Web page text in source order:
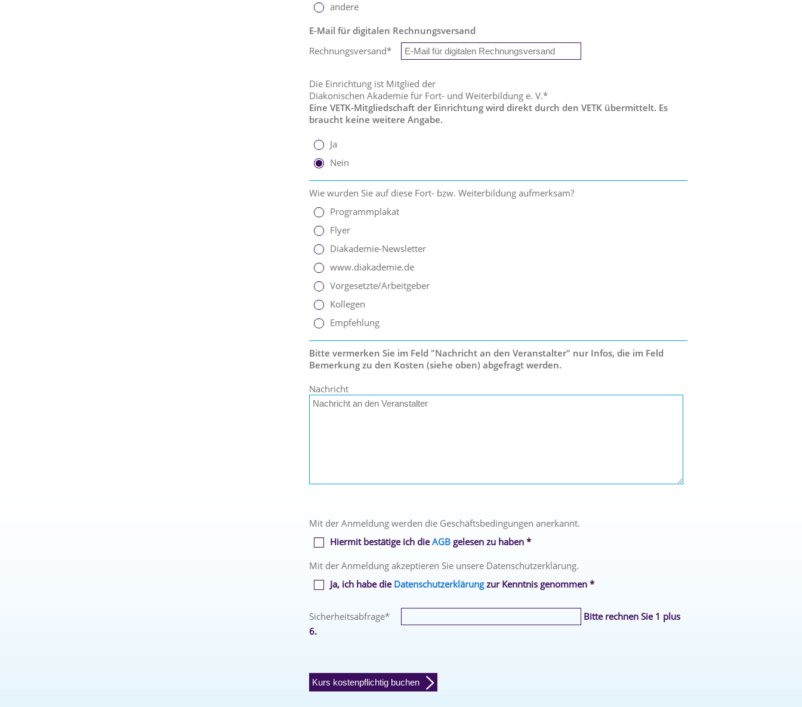
andere
E-Mail für digitalen Rechnungsversand
Rechnungsversand*
Die Einrichtung ist Mitglied der
Diakonischen Akademie für Fort- und Weiterbildung e. V.*
Eine VETK-Mitgliedschaft der Einrichtung wird direkt durch den VETK übermittelt. Es
braucht keine weitere Angabe.
Ja
Nein
Wie wurden Sie auf diese Fort- bzw. Weiterbildung aufmerksam?
Programmplakat
Flyer
Diakademie-Newsletter
www.diakademie.de
Vorgesetzte/Arbeitgeber
Kollegen
Empfehlung
Bitte vermerken Sie im Feld "Nachricht an den Veranstalter" nur Infos, die im Feld
Bemerkung zu den Kosten (siehe oben) abgefragt werden.
Nachricht
Mit der Anmeldung werden die Geschäftsbedingungen anerkannt.
Hiermit bestätige ich dieAGB gelesen zu haben *
Mit der Anmeldung akzeptieren Sie unsere Datenschutzerklärung.
Ja, ich habe die Datenschutzerklärungzur Kenntnis genommen *
Sicherheitsabfrage*
Bitte rechnen Sie 1 plus
6.
Kurs kostenpflichtig buchen